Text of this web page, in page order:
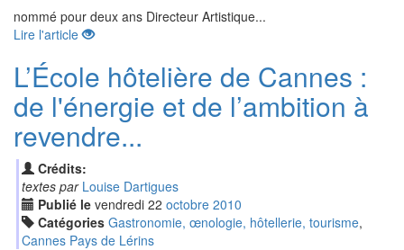
nommé pour deux ans Directeur Artistique...
Lire l'article
L’École hôtelière de Cannes :
de l'énergie et de l’ambition à
revendre...
Crédits:
textes par Louise Dartigues
Publié le vendredi 22 octobre 2010
Catégories Gastronomie, œnologie, hôtellerie, tourisme,
Cannes Pays de Lérins